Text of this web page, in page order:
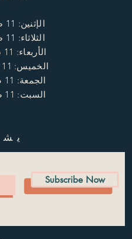
الإثنين: 11 صباحًا - 8 مساءً
الثلاثاء: 11 صباحًا - 8 مساءً
الأربعاء: 11 صباحًا - 8 مساءً
الخميس: 11 صباحًا - 8 مساءً
الجمعة: 11 صباحًا - 8 مساءً
السبت: 11 صباحًا - 8 مساءً
Subscribe Now